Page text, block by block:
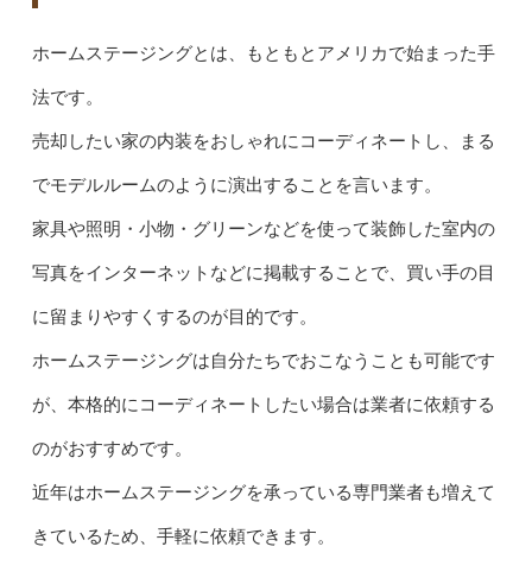
ホームステージングとは、もともとアメリカで始まった手
法です。
売却したい家の内装をおしゃれにコーディネートし、まる
でモデルルームのように演出することを言います。
家具や照明・小物・グリーンなどを使って装飾した室内の
写真をインターネットなどに掲載することで、買い手の目
に留まりやすくするのが目的です。
ホームステージングは自分たちでおこなうことも可能です
が、本格的にコーディネートしたい場合は業者に依頼する
のがおすすめです。
近年はホームステージングを承っている専門業者も増えて
きているため、手軽に依頼できます。